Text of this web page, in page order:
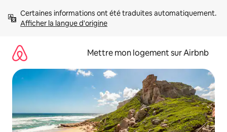
directement
Afficher la langue d'origine
Mettre mon logement sur Airbnb